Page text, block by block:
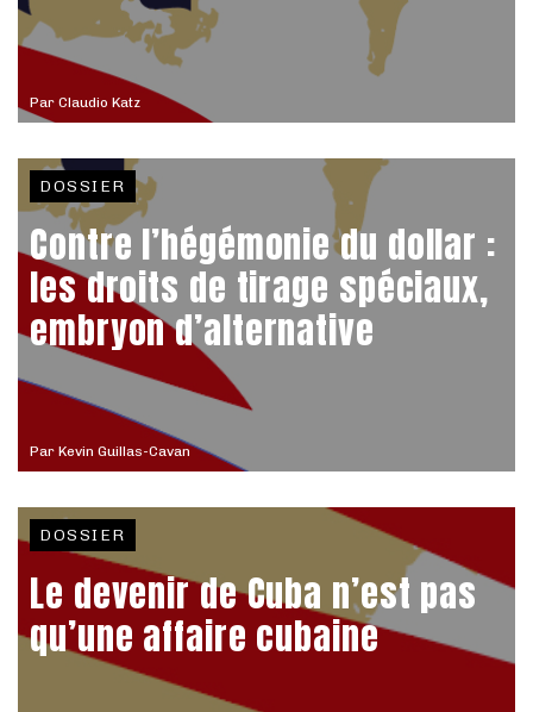
Par Claudio Katz
Par Kevin Guillas-Cavan
DOSSIER
Contre l’hégémonie du dollar :
les droits de tirage spéciaux,
embryon d’alternative
DOSSIER
Le devenir de Cuba n’est pas
qu’une affaire cubaine